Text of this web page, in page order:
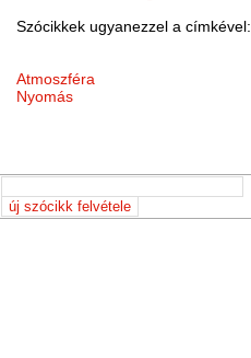
Szócikkek ugyanezzel a címkével:
Atmoszféra
Nyomás